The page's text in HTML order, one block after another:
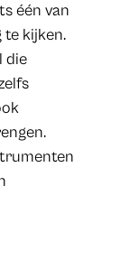
één van
te kijken.
die